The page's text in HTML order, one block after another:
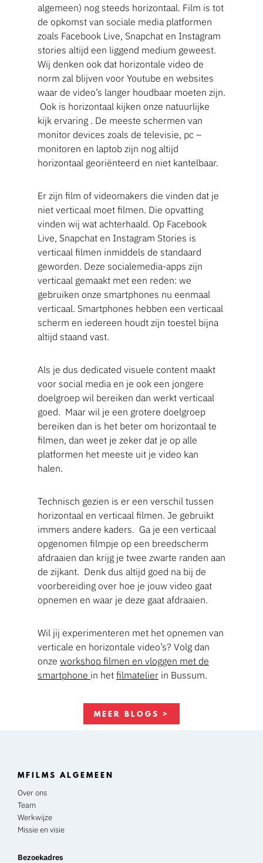
algemeen) nog steeds horizontaal. Film is tot
de opkomst van sociale media platformen
zoals Facebook Live, Snapchat en Instagram
stories altijd een liggend medium geweest.
Wij denken ook dat horizontale video de
norm zal blijven voor Youtube en websites
waar de video’s langer houdbaar moeten zijn.
Ook is horizontaal kijken onze natuurlijke
kijk ervaring . De meeste schermen van
monitor devices zoals de televisie, pc –
monitoren en laptob zijn nog altijd
horizontaal georiënteerd en niet kantelbaar.
Er zijn film of videomakers die vinden dat je
niet verticaal moet filmen. Die opvatting
vinden wij wat achterhaald. Op Facebook
Live, Snapchat en Instagram Stories is
verticaal filmen inmiddels de standaard
geworden. Deze socialemedia-apps zijn
verticaal gemaakt met een reden: we
gebruiken onze smartphones nu eenmaal
verticaal. Smartphones hebben een verticaal
scherm en iedereen houdt zijn toestel bijna
altijd staand vast.
Als je dus dedicated visuele content maakt
voor social media en je ook een jongere
doelgroep wil bereiken dan werkt verticaal
goed. Maar wil je een grotere doelgroep
bereiken dan is het beter om horizontaal te
filmen, dan weet je zeker dat je op alle
platformen het meeste uit je video kan
halen.
Technisch gezien is er een verschil tussen
horizontaal en verticaal filmen. Je gebruikt
immers andere kaders. Ga je een verticaal
opgenomen filmpje op een breedscherm
afdraaien dan krijg je twee zwarte randen aan
de zijkant. Denk dus altijd goed na bij de
voorbereiding over hoe je jouw video gaat
opnemen en waar je deze gaat afdraaien.
Wil jij experimenteren met het opnemen van
verticale en horizontale video’s? Volg dan
onze workshop filmen en vloggen met de
smartphone in het filmatelier in Bussum.
MEER BLOGS >
MFILMS ALGEMEEN
Over ons
Team
Werkwijze
Missie en visie
Bezoekadres